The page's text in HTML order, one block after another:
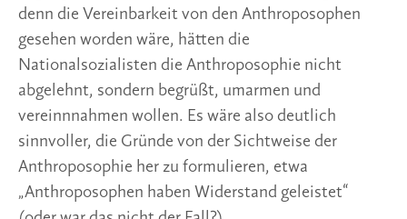
denn die Vereinbarkeit von den Anthroposophen
gesehen worden wäre, hätten die
Nationalsozialisten die Anthroposophie nicht
abgelehnt, sondern begrüßt, umarmen und
vereinnnahmen wollen. Es wäre also deutlich
sinnvoller, die Gründe von der Sichtweise der
Anthroposophie her zu formulieren, etwa
„Anthroposophen haben Widerstand geleistet“